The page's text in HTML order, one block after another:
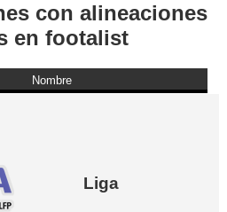
con alineaciones
en footalist
Nombre
Liga